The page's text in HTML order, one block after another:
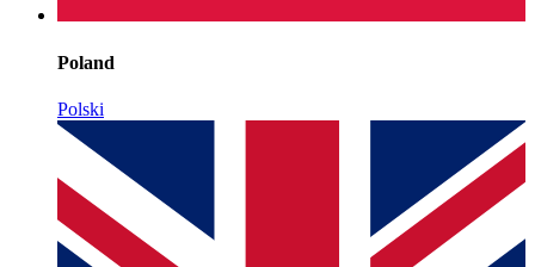
Poland
Polski